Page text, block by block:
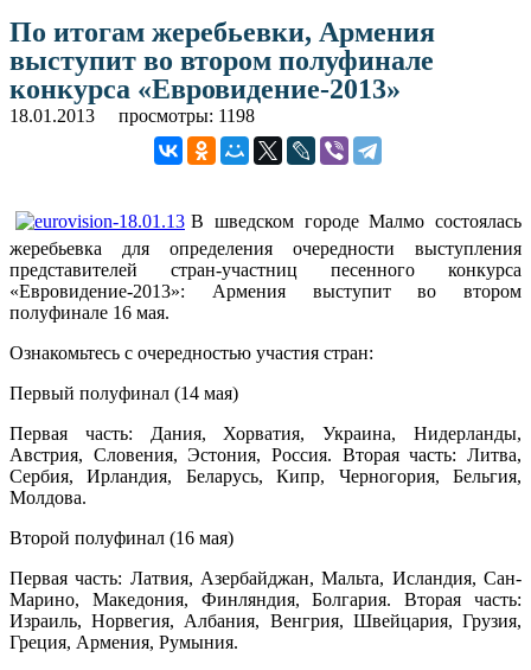
По итогам жеребьевки, Армения
выступит во втором полуфинале
конкурса «Евровидение-2013»
18.01.2013 просмотры: 1198
В шведском городе Малмо состоялась
жеребьевка для определения очередности выступления
представителей стран-участниц песенного конкурса
«Евровидение-2013»: Армения выступит во втором
полуфинале 16 мая.
Ознакомьтесь с очередностью участия стран:
Первый полуфинал (14 мая)
Первая часть: Дания, Хорватия, Украина, Нидерланды,
Австрия, Словения, Эстония, Россия. Вторая часть: Литва,
Сербия, Ирландия, Беларусь, Кипр, Черногория, Бельгия,
Молдова.
Второй полуфинал (16 мая)
Первая часть: Латвия, Азербайджан, Мальта, Исландия, Сан-
Марино, Македония, Финляндия, Болгария. Вторая часть:
Израиль, Норвегия, Албания, Венгрия, Швейцария, Грузия,
Греция, Армения, Румыния.